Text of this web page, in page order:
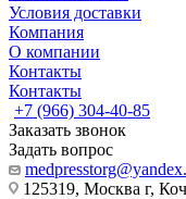
Условия доставки
Компания
О компании
Контакты
Контакты
+7 (966) 304-40-85
Заказать звонок
Задать вопрос
125319, Москва г,